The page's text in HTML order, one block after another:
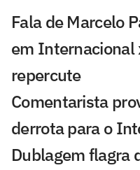
Fala de Marcelo
em Internacional
repercute
Comentarista
derrota para o
Dublagem flagra